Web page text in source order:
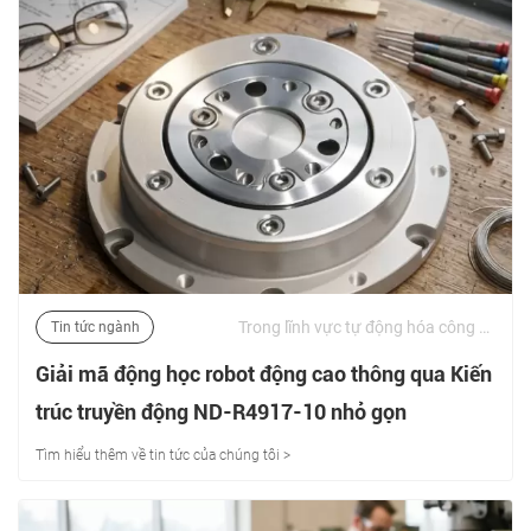
Tin tức ngành Trong lĩnh vực tự động hóa công nghiệp hiện đại và kỹ thuật robot tiên tiến, việc đạt được sự cân bằng giữa mật độ mô-men xoắn cao, độ cứng xoắn và phản ứng ngược cực thấp là một thách thức kỹ thuật lớn. | 06/07/2026
Giải mã động học robot động cao thông qua Kiến
trúc truyền động ND-R4917-10 nhỏ gọn
Tìm hiểu thêm về tin tức của chúng tôi >